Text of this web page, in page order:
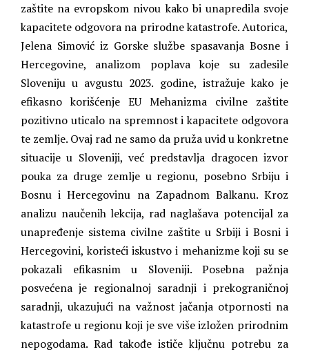
zaštite na evropskom nivou kako bi unapredila svoje
kapacitete odgovora na prirodne katastrofe. Autorica,
Jelena Simović iz Gorske službe spasavanja Bosne i
Hercegovine, analizom poplava koje su zadesile
Sloveniju u avgustu 2023. godine, istražuje kako je
efikasno korišćenje EU Mehanizma civilne zaštite
pozitivno uticalo na spremnost i kapacitete odgovora
te zemlje. Ovaj rad ne samo da pruža uvid u konkretne
situacije u Sloveniji, već predstavlja dragocen izvor
pouka za druge zemlje u regionu, posebno Srbiju i
Bosnu i Hercegovinu na Zapadnom Balkanu. Kroz
analizu naučenih lekcija, rad naglašava potencijal za
unapređenje sistema civilne zaštite u Srbiji i Bosni i
Hercegovini, koristeći iskustvo i mehanizme koji su se
pokazali efikasnim u Sloveniji. Posebna pažnja
posvećena je regionalnoj saradnji i prekograničnoj
saradnji, ukazujući na važnost jačanja otpornosti na
katastrofe u regionu koji je sve više izložen prirodnim
nepogodama. Rad takođe ističe ključnu potrebu za